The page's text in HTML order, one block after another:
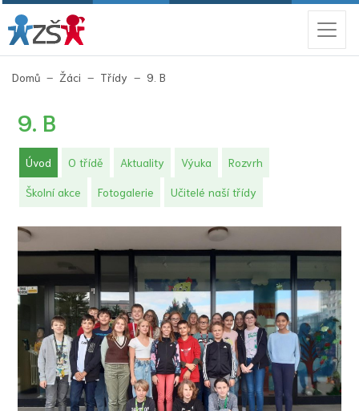
Domů Žáci Třídy 9. B
9. B
Úvod (aktuální)
O třídě Aktuality Výuka Rozvrh
Školní akce Fotogalerie Učitelé naší třídy